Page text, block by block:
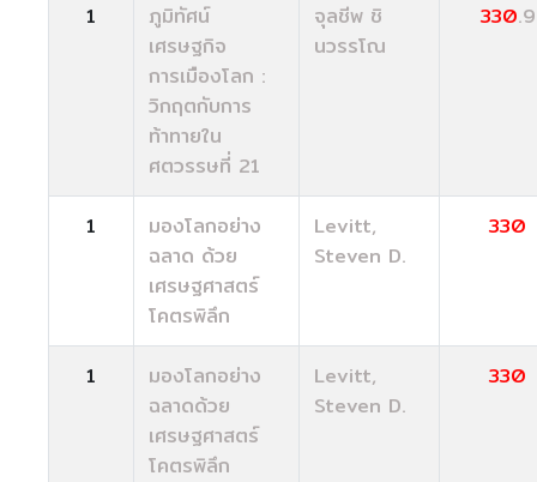
1
ภูมิทัศน์
เศรษฐกิจ
การเมืองโลก :
วิกฤตกับการ
ท้าทายใน
ศตวรรษที่ 21
จุลชีพ ชิ
นวรรโณ
330.9
1
มองโลกอย่าง
ฉลาด ด้วย
เศรษฐศาสตร์
โคตรพิลึก
Levitt,
Steven D.
330
1
มองโลกอย่าง
ฉลาดด้วย
เศรษฐศาสตร์
โคตรพิลึก
Levitt,
Steven D.
330